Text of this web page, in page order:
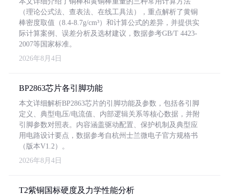
（理论公式法、查表法、在线工具法），重点解析了黄铜
棒密度取值（8.4-8.7g/cm³）和计算公式的差异，并提供实
际计算案例、误差分析及选材建议，数据参考GB/T 4423-
2007等国家标准。
2026年8月4日
BP2863芯片各引脚功能
本文详细解析BP2863芯片的引脚功能及参数，包括各引脚
定义、典型电压/电流值、内部逻辑关系等核心数据，并附
引脚参数对照表。内容涵盖驱动配置、保护机制及典型应
用电路设计要点，数据参考自杭州士兰微电子官方规格书
（版本V1.2）。
2026年8月4日
T2紫铜国标硬度及力学性能分析